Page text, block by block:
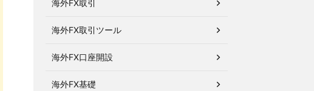
海外FX取引
海外FX取引ツール
海外FX口座開設
海外FX基礎